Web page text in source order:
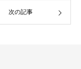
次の記事